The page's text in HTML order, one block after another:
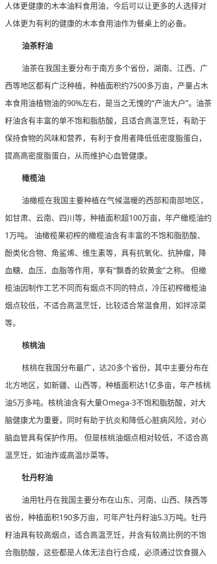
人体更健康的木本油料食用油，今后可以让更多的人选择对
人体更为有利的健康的木本食用油作为餐桌上的必备。
油茶籽油
油茶在我国主要分布于南方多个省份，湖南、江西、广
西等地区都有广泛种植，种植面积约7500多万亩，产量占木
本食用油植物油的90%左右，是当之无愧的“产油大户”。油茶
籽油含有丰富的单不饱和脂肪酸，且适合高温烹饪，有助于
保持食物的风味和营养，有利于食用者降低低密度脂蛋白，
提高高密度脂蛋白，从而维护心血管健康。
橄榄油
油橄榄在我国主要种植在气候温暖的西部和南部地区，
如甘肃、云南、四川等，种植面积超100万亩，年产橄榄油约
1万吨。 油橄榄果初榨的橄榄油含有丰富的不饱和脂肪酸、
酚类化合物、角鲨烯、维生素等，具有抗氧化、抗肿瘤，降
血糖、血压、血脂等作用，享有“飘香的软黄金”之称。 但橄
榄油因制作工艺不同而有烟点不同的特点，冷压初榨橄榄油
烟点较低，不适合高温烹饪，比较适合常温食用，如拌凉菜
等。
核桃油
核桃在我国分布最广，达20多个省份，其中主要分布在
北方地区，如新疆、山西等，种植面积达1亿多亩，年产核桃
油5万多吨。核桃油含有大量Omega-3不饱和脂肪酸，对大
脑健康尤为重要，同时有助于抗炎和降低心脏病风险，对心
脑血管具有保护作用。 但是核桃油烟点相对较低，不适合高
温烹饪，如油炸或高温炒菜等。
牡丹籽油
油用牡丹在我国主要分布在山东、河南、山西、陕西等
省份，种植面积190多万亩，可年产牡丹籽油5.3万吨。牡丹
籽油具有较高烟点，适合高温烹饪，并含有较高比例的不饱
合脂肪酸，这些都是人体无法自行合成，必须通过饮食摄入